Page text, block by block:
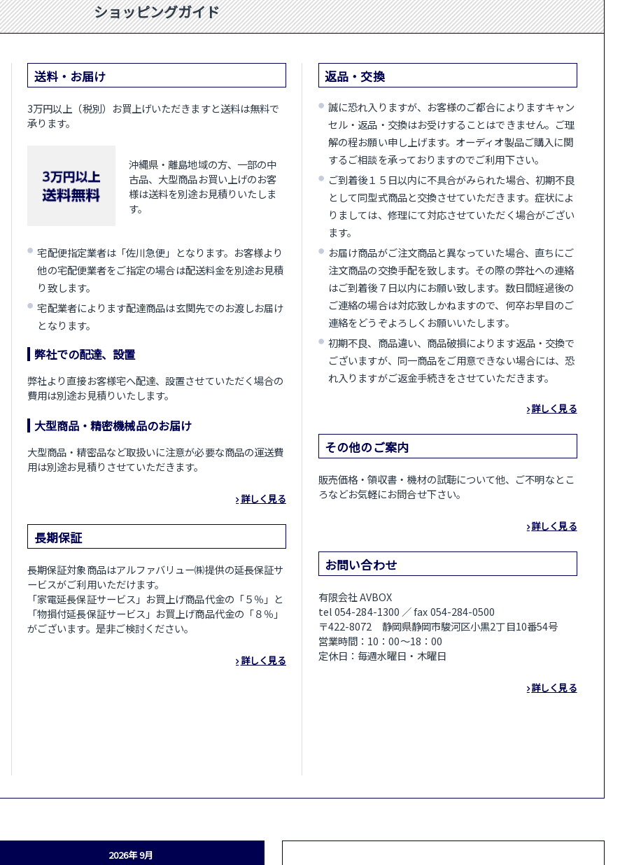
ショッピングガイド
送料・お届け
3万円以上（税別）お買上げいただきますと送料は無料で
承ります。
沖縄県・離島地域の方、一部の中
古品、大型商品お買い上げのお客
様は送料を別途お見積りいたしま
す。
宅配便指定業者は「佐川急便」となります。お客様より
他の宅配便業者をご指定の場合は配送料金を別途お見積
り致します。
宅配業者によります配達商品は玄関先でのお渡しお届け
となります。
弊社での配達、設置
弊社より直接お客様宅へ配達、設置させていただく場合の
費用は別途お見積りいたします。
大型商品・精密機械品のお届け
大型商品・精密品など取扱いに注意が必要な商品の運送費
用は別途お見積りさせていただきます。
詳しく見る
長期保証
長期保証対象商品はアルファバリュー㈱提供の延長保証サ
ービスがご利用いただけます。
「家電延長保証サービス」お買上げ商品代金の「５％」と
「物損付延長保証サービス」お買上げ商品代金の「８％」
がございます。是非ご検討ください。
詳しく見る
返品・交換
誠に恐れ入りますが、お客様のご都合によりますキャン
セル・返品・交換はお受けすることはできません。ご理
解の程お願い申し上げます。オーディオ製品ご購入に関
するご相談を承っておりますのでご利用下さい。
ご到着後１５日以内に不具合がみられた場合、初期不良
として同型式商品と交換させていただきます。症状によ
りましては、修理にて対応させていただく場合がござい
ます。
お届け商品がご注文商品と異なっていた場合、直ちにご
注文商品の交換手配を致します。その際の弊社への連絡
はご到着後７日以内にお願い致します。数日間経過後の
ご連絡の場合は対応致しかねますので、何卒お早目のご
連絡をどうぞよろしくお願いいたします。
初期不良、商品違い、商品破損によります返品・交換で
ございますが、同一商品をご用意できない場合には、恐
れ入りますがご返金手続きをさせていただきます。
詳しく見る
その他のご案内
販売価格・領収書・機材の試聴について他、ご不明なとこ
ろなどお気軽にお問合せ下さい。
詳しく見る
お問い合わせ
有限会社 AVBOX
tel 054-284-1300 ／ fax 054-284-0500
〒422-8072 静岡県静岡市駿河区小黒2丁目10番54号
営業時間：10：00～18：00
定休日：毎週水曜日・木曜日
詳しく見る
2026年 9月